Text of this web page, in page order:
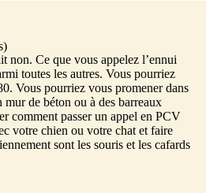
non. Ce que vous appelez l’ennui
toutes les autres. Vous pourriez
Vous pourriez vous promener dans
de béton ou à des barreaux
comment passer un appel en PCV
votre chien ou votre chat et faire
sont les souris et les cafards